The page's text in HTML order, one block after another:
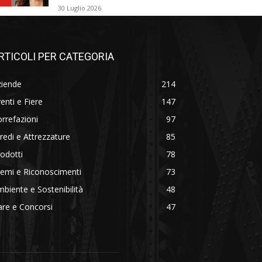
30 Luglio 2026
PER CATEGORIA
214
e Fiere
147
97
e Attrezzature
85
78
e Riconoscimenti
73
e Sostenibilità
48
e Concorsi
47